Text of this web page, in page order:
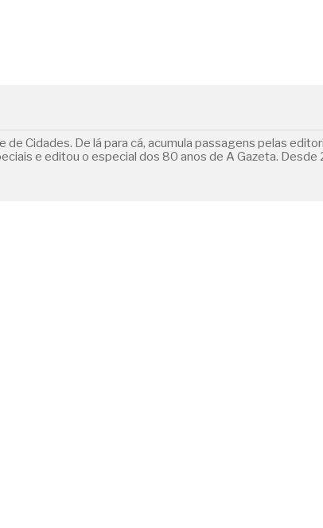
Cidades. De lá para cá, acumula passagens pelas
e editou o especial dos 80 anos de A Gazeta.